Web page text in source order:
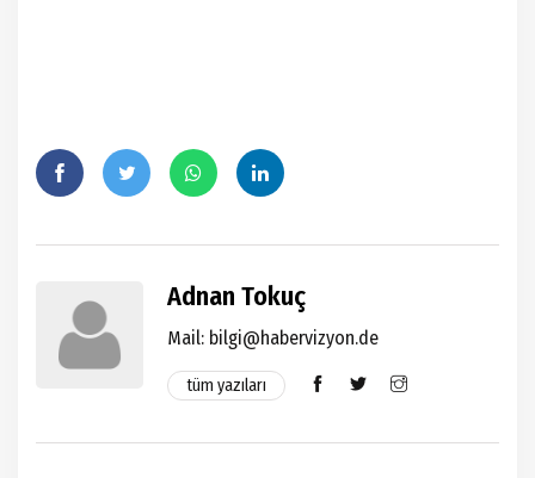
Adnan Tokuç
Mail: bilgi@habervizyon.de
tüm yazıları